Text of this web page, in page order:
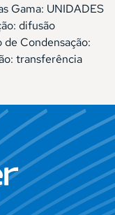
Gama: UNIDADES
difusão
Condensação:
transferência